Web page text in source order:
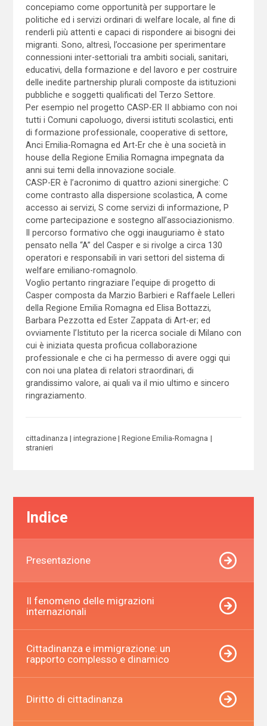
concepiamo come opportunità per supportare le
politiche ed i servizi ordinari di welfare locale, al fine di
renderli più attenti e capaci di rispondere ai bisogni dei
migranti. Sono, altresì, l’occasione per sperimentare
connessioni inter-settoriali tra ambiti sociali, sanitari,
educativi, della formazione e del lavoro e per costruire
delle inedite partnership plurali composte da istituzioni
pubbliche e soggetti qualificati del Terzo Settore.
Per esempio nel progetto CASP-ER II abbiamo con noi
tutti i Comuni capoluogo, diversi istituti scolastici, enti
di formazione professionale, cooperative di settore,
Anci Emilia-Romagna ed Art-Er che è una società in
house della Regione Emilia Romagna impegnata da
anni sui temi della innovazione sociale.
CASP-ER è l’acronimo di quattro azioni sinergiche: C
come contrasto alla dispersione scolastica, A come
accesso ai servizi, S come servizi di informazione, P
come partecipazione e sostegno all’associazionismo.
Il percorso formativo che oggi inauguriamo è stato
pensato nella “A” del Casper e si rivolge a circa 130
operatori e responsabili in vari settori del sistema di
welfare emiliano-romagnolo.
Voglio pertanto ringraziare l’equipe di progetto di
Casper composta da Marzio Barbieri e Raffaele Lelleri
della Regione Emilia Romagna ed Elisa Bottazzi,
Barbara Pezzotta ed Ester Zappata di Art-er; ed
ovviamente l’Istituto per la ricerca sociale di Milano con
cui è iniziata questa proficua collaborazione
professionale e che ci ha permesso di avere oggi qui
con noi una platea di relatori straordinari, di
grandissimo valore, ai quali va il mio ultimo e sincero
ringraziamento.
cittadinanza integrazione
Regione Emilia-Romagna
stranieri
Indice
Presentazione
Il fenomeno delle migrazioni
internazionali
Cittadinanza e immigrazione: un
rapporto complesso e dinamico
Diritto di cittadinanza